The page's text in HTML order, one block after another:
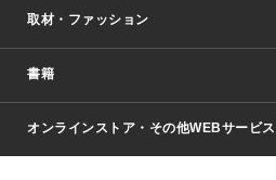
少年マンガ
Vジャンプ
週刊ヤングジャンプ
少女マンガ
取材・ファッション
Seventeen
芸能・情報・スポーツ
書籍
文芸・文庫・総合
オンラインストア・その他WEBサービス